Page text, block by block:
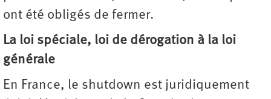
ont été obligés de fermer.
La loi spéciale, loi de dérogation à la loi
générale
En France, le shutdown est juridiquement